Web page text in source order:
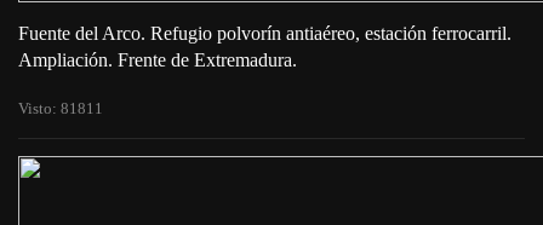
Fuente del Arco. Refugio polvorín antiaéreo, estación ferrocarril.
Ampliación. Frente de Extremadura.
Visto: 81811